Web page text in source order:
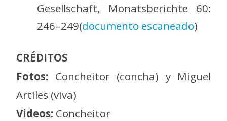
Gesellschaft, Monatsberichte 60:
246–249(documento escaneado)
CRÉDITOS
Fotos: Concheitor (concha) y Miguel
Artiles (viva)
Videos: Concheitor